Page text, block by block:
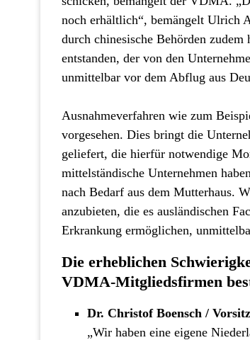
noch erhältlich“, bemängelt Ulrich
durch chinesische Behörden
entstanden, der von den
unmittelbar vor dem Abflug aus
Ausnahmeverfahren wie zum
vorgesehen. Dies bringt die
geliefert, die hierfür notwendige
mittelständische Unternehmen
nach Bedarf aus dem Mutterhaus.
anzubieten, die es ausländischen
Erkrankung ermöglichen,
Die erheblichen
VDMA-Mitgliedsfirmen
Dr. Christof Boensch /
„Wir haben eine eigene